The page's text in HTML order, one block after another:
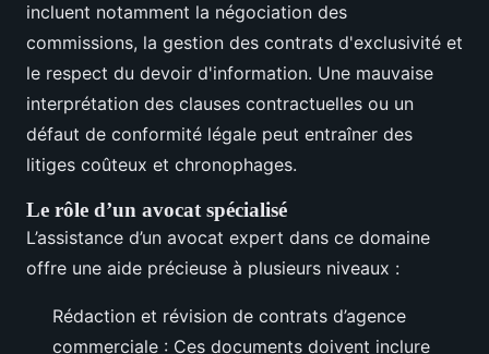
incluent notamment la négociation des
commissions, la gestion des contrats d'exclusivité et
le respect du devoir d'information. Une mauvaise
interprétation des clauses contractuelles ou un
défaut de conformité légale peut entraîner des
litiges coûteux et chronophages.
Le rôle d’un avocat spécialisé
L’assistance d’un avocat expert dans ce domaine
offre une aide précieuse à plusieurs niveaux :
Rédaction et révision de contrats d’agence
commerciale : Ces documents doivent inclure